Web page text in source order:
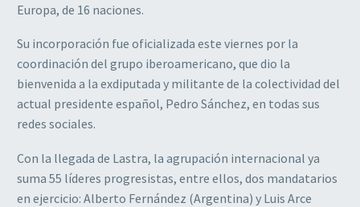
Europa, de 16 naciones.
Su incorporación fue oficializada este viernes por la
coordinación del grupo iberoamericano, que dio la
bienvenida a la exdiputada y militante de la colectividad del
actual presidente español, Pedro Sánchez, en todas sus
redes sociales.
Con la llegada de Lastra, la agrupación internacional ya
suma 55 líderes progresistas, entre ellos, dos mandatarios
en ejercicio: Alberto Fernández (Argentina) y Luis Arce